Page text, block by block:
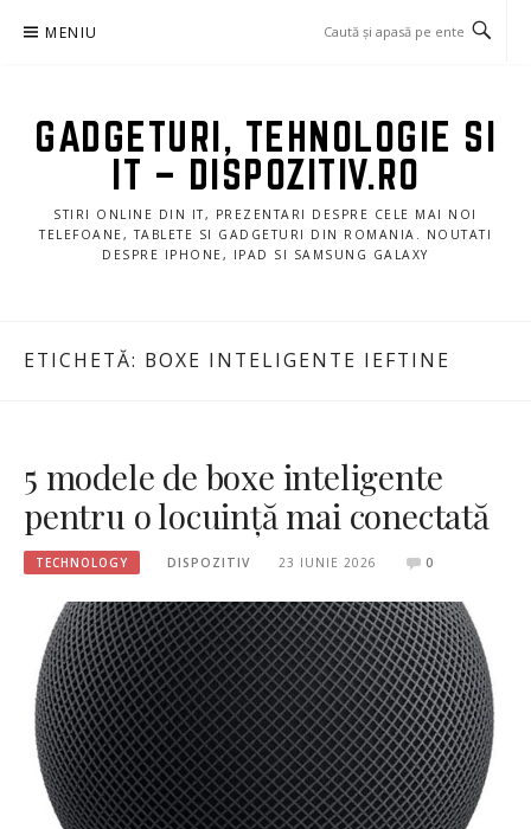
MENIU
GADGETURI, TEHNOLOGIE SI
IT – DISPOZITIV.RO
STIRI ONLINE DIN IT, PREZENTARI DESPRE CELE MAI NOI
TELEFOANE, TABLETE SI GADGETURI DIN ROMANIA. NOUTATI
DESPRE IPHONE, IPAD SI SAMSUNG GALAXY
ETICHETĂ: BOXE INTELIGENTE IEFTINE
5 modele de boxe inteligente
pentru o locuință mai conectată
TECHNOLOGY DISPOZITIV 23 IUNIE 2026 0